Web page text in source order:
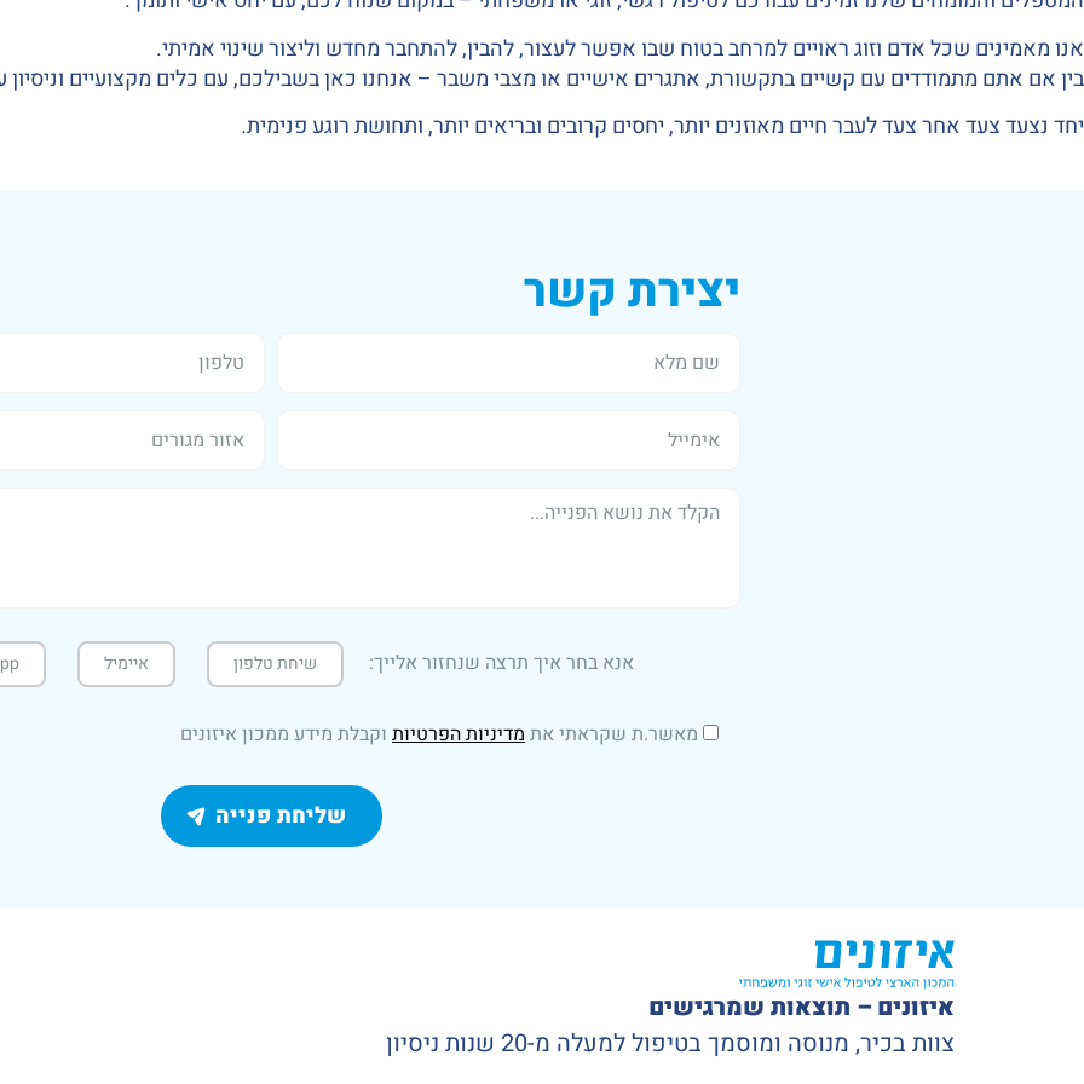
אנו מאמינים שכל אדם וזוג ראויים למרחב בטוח שבו אפשר לעצור, להבין, להתחבר מחדש וליצור שינוי אמיתי.
בין אם אתם מתמודדים עם קשיים בתקשורת, אתגרים אישיים או מצבי משבר – אנחנו כאן בשבילכם, עם כלים מקצועיים וניסיון
יחד נצעד צעד אחר צעד לעבר חיים מאוזנים יותר, יחסים קרובים ובריאים יותר, ותחושת רוגע פנימית.
יצירת קשר
אנא בחר איך תרצה שנחזור אלייך: שיחת טלפון איימיל
מאשר.ת שקראתי את מדיניות הפרטיות וקבלת מידע ממכון איזונים
איזונים – תוצאות שמרגישים
צוות בכיר, מנוסה ומוסמך בטיפול למעלה מ-20 שנות ניסיון